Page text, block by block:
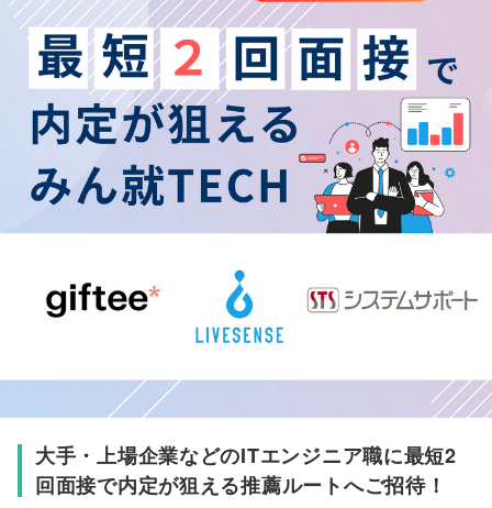
大手・上場企業などのITエンジニア職に最短2
回面接で内定が狙える推薦ルートへご招待！